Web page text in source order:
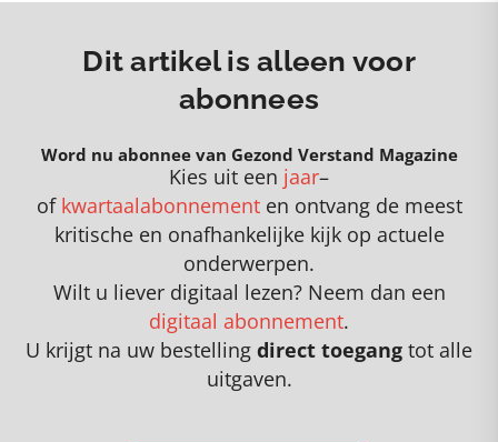
Dit artikel is alleen voor
abonnees
Word nu abonnee van Gezond Verstand Magazine
Kies uit een jaar–
of kwartaalabonnementen ontvang de meest
kritische en onafhankelijke kijk op actuele
onderwerpen.
Wilt u liever digitaal lezen? Neem dan een
digitaal abonnement.
U krijgt na uw bestelling direct toegang tot alle
uitgaven.